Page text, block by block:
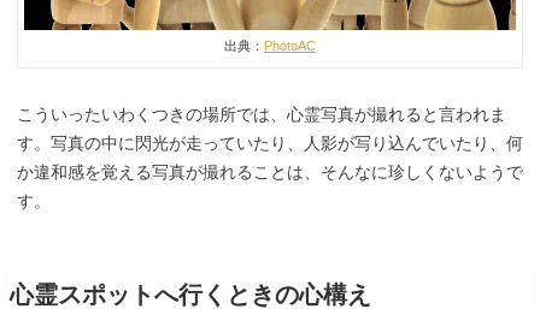
出典： PhotoAC
こういったいわくつきの場所では、心霊写真が撮れると言われま
す。写真の中に閃光が走っていたり、人影が写り込んでいたり、何
か違和感を覚える写真が撮れることは、そんなに珍しくないようで
す。
心霊スポットへ行くときの心構え